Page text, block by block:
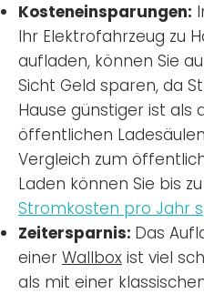
Kosteneinsparungen:
Ihr Elektrofahrzeug zu
aufladen, können Sie
Sicht Geld sparen, da
Hause günstiger ist als
öffentlichen
Vergleich zum
Laden können Sie bis zu
Stromkosten pro Jahr
Zeitersparnis: Das
einer Wallbox ist viel
als mit einer